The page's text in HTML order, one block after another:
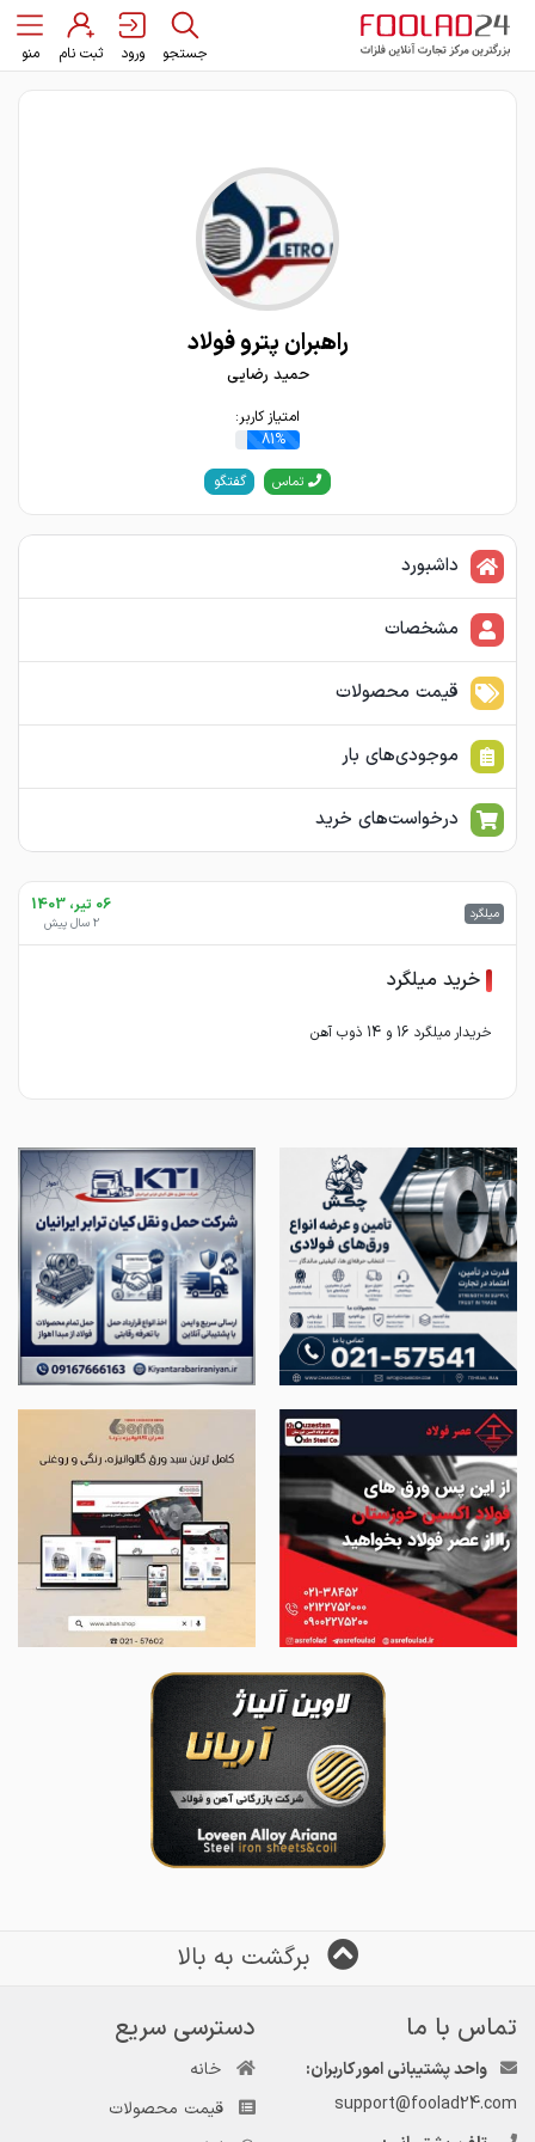
جستجو ورود ثبت نام منو
راهبران پترو فولاد
حمید رضایی
امتیاز کاربر:
81%
تماس گفتگو
داشبورد
مشخصات
قیمت محصولات
موجودی‌های بار
درخواست‌های خرید
میلگرد 06 تیر، 1403
2 سال پیش
خرید میلگرد
خریدار میلگرد 16 و 14 ذوب آهن
برگشت به بالا
تماس با ما
واحد پشتیبانی امور کاربران:
support@foolad24.com
دسترسی سریع
خانه
قیمت محصولات